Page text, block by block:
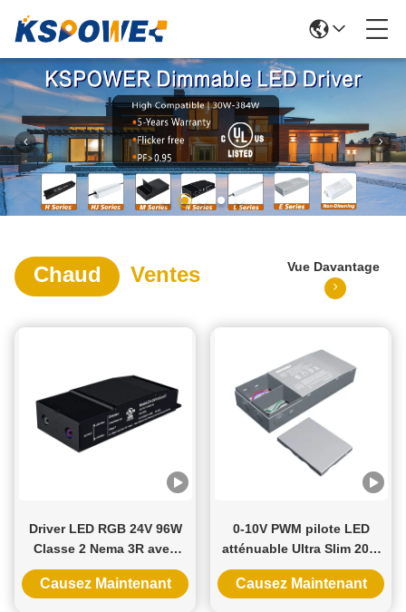
Chaud Ventes Vue Davantage
Driver LED RGB 24V 96W
Classe 2 Nema 3R avec
garantie de 5 ans et
gradation Triac
Causez Maintenant
0-10V PWM pilote LED
atténuable Ultra Slim 20W
à 96W 12V 24V
alimentation en continu
Causez Maintenant